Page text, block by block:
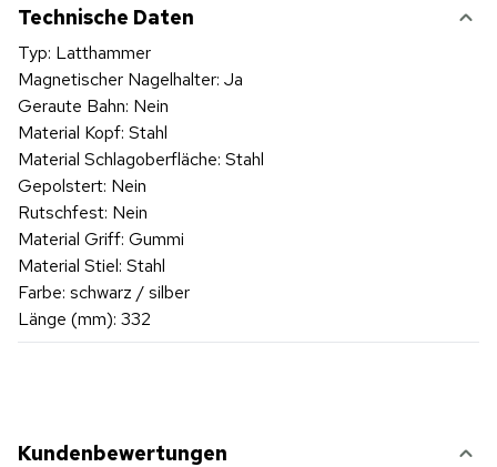
Technische Daten
Typ: Latthammer
Magnetischer Nagelhalter: Ja
Geraute Bahn: Nein
Material Kopf: Stahl
Material Schlagoberfläche: Stahl
Gepolstert: Nein
Rutschfest: Nein
Material Griff: Gummi
Material Stiel: Stahl
Farbe: schwarz / silber
Länge (mm): 332
Kundenbewertungen